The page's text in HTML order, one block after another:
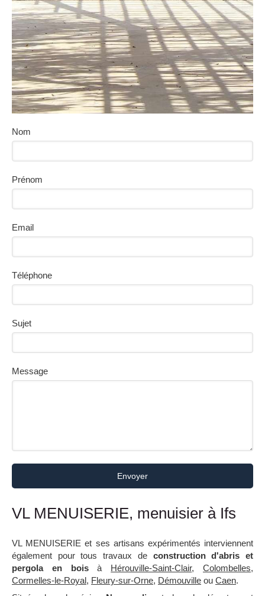
Nom
Prénom
Email
Téléphone
Sujet
Message
Envoyer
VL MENUISERIE, menuisier à Ifs
VL MENUISERIE et ses artisans expérimentés interviennent
également pour tous travaux de construction d'abris et
pergola en boisà Hérouville-Saint-Clair,Colombelles,
Cormelles-le-Royal, Fleury-sur-Orne, Démouville ou Caen.